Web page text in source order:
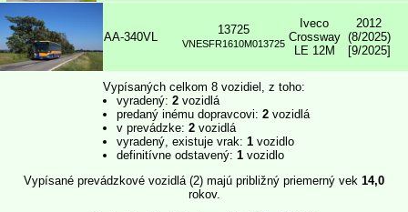
AA-340VL
13725
VNESFR1610M013725
Iveco
Crossway
LE 12M
2012
(8/2025)
[9/2025]
Vypísaných celkom 8 vozidiel, z toho:
vyradený: 2 vozidlá
predaný inému dopravcovi: 2 vozidlá
v prevádzke: 2 vozidlá
vyradený, existuje vrak: 1 vozidlo
definitívne odstavený: 1 vozidlo
Vypísané prevádzkové vozidlá (2) majú približný priemerný vek 14,0
rokov.